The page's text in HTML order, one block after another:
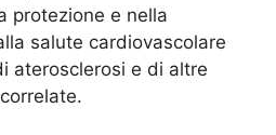
protezione e nella
salute cardiovascolare
aterosclerosi e di altre